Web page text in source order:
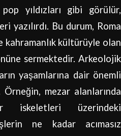
yıldızları gibi görülür,
yazılırdı. Bu durum, Roma
kahramanlık kültürüyle olan
sermektedir. Arkeolojik
yaşamlarına dair önemli
Örneğin, mezar alanlarında
iskeletleri üzerindeki
ne kadar acımasız